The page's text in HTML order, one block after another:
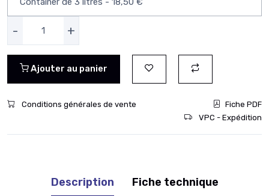
- +
Ajouter au panier
Conditions générales de vente
Fiche PDF
VPC - Expédition
Description Fiche technique